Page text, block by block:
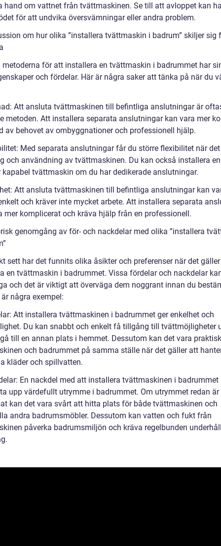
hand om vattnet från tvättmaskinen. Se till att avloppet kan
för att undvika översvämningar eller andra problem.
om hur olika ”installera tvättmaskin i badrum” skiljer sig
metoderna för att installera en tvättmaskin i badrummet har
och fördelar. Här är några saker att tänka på när du
Att ansluta tvättmaskinen till befintliga anslutningar är
metoden. Att installera separata anslutningar kan vara mer
av behovet av ombyggnationer och professionell hjälp.
Med separata anslutningar får du större flexibilitet när
och användning av tvättmaskinen. Du kan också installera
kapabel tvättmaskin om du har dedikerade anslutningar.
Att ansluta tvättmaskinen till befintliga anslutningar kan
och kräver inte mycket arbete. Att installera separata
mer komplicerat och kräva hjälp från en professionell.
genomgång av för- och nackdelar med olika ”installera
sett har det funnits olika åsikter och preferenser när det
en tvättmaskin i badrummet. Vissa fördelar och nackdelar
och det är viktigt att överväga dem noggrant innan du
några exempel:
Att installera tvättmaskinen i badrummet ger enkelhet och
Du kan snabbt och enkelt få tillgång till tvättmöjligheter
till en annan plats i hemmet. Dessutom kan det vara
och badrummet på samma ställe när det gäller att
kläder och spillvatten.
En nackdel med att installera tvättmaskinen i badrummet
upp värdefullt utrymme i badrummet. Om utrymmet redan är
kan det vara svårt att hitta plats för både tvättmaskinen och
andra badrumsmöbler. Dessutom kan vatten och fukt från
påverka badrumsmiljön och kräva regelbunden